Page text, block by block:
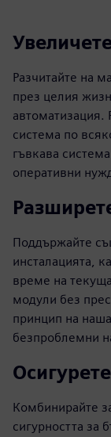
Разчитайте на
през целия
автоматизация.
система по
гъвкава
оперативни
Поддържайте
инсталацията,
време на
модули без
принцип на
безпроблемни
Комбинирайте
сигурността за